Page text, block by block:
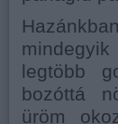
legtöbb
bozóttá
üröm